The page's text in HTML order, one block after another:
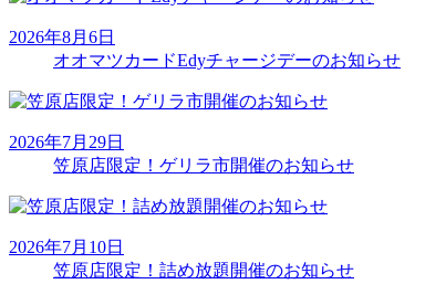
2026年8月6日
オオマツカードEdyチャージデーのお知らせ
2026年7月29日
笠原店限定！ゲリラ市開催のお知らせ
2026年7月10日
笠原店限定！詰め放題開催のお知らせ